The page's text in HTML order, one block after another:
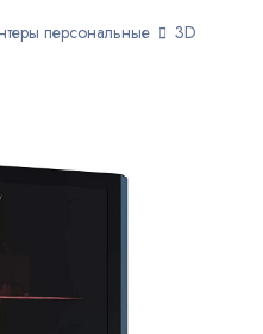
персональные
3D